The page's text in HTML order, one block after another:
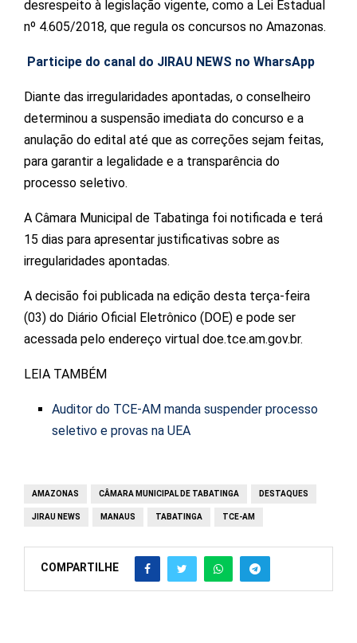
desrespeito à legislação vigente, como a Lei Estadual
nº 4.605/2018, que regula os concursos no Amazonas.
Participe do canal do JIRAU NEWS no WharsApp
Diante das irregularidades apontadas, o conselheiro
determinou a suspensão imediata do concurso e a
anulação do edital até que as correções sejam feitas,
para garantir a legalidade e a transparência do
processo seletivo.
A Câmara Municipal de Tabatinga foi notificada e terá
15 dias para apresentar justificativas sobre as
irregularidades apontadas.
A decisão foi publicada na edição desta terça-feira
(03) do Diário Oficial Eletrônico (DOE) e pode ser
acessada pelo endereço virtual doe.tce.am.gov.br.
LEIA TAMBÉM
Auditor do TCE-AM manda suspender processo
seletivo e provas na UEA
AMAZONAS CÂMARA MUNICIPAL DE TABATINGA DESTAQUES
JIRAU NEWS MANAUS TABATINGA TCE-AM
COMPARTILHE